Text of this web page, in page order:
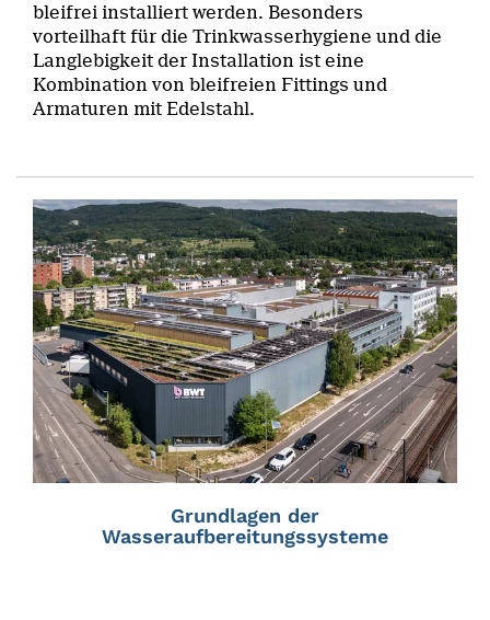
bleifrei installiert werden. Besonders
vorteilhaft für die Trinkwasserhygiene und die
Langlebigkeit der Installation ist eine
Kombination von bleifreien Fittings und
Armaturen mit Edelstahl.
Grundlagen der
Wasseraufbereitungssysteme